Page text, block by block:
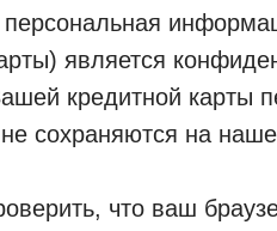
является
кредитной карты
сохраняются на
что ваш